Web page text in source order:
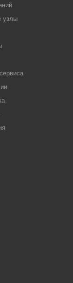
узлы